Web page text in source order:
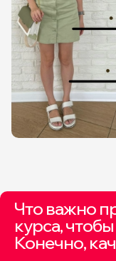
Что важно
курса,
Конечно,
вашу